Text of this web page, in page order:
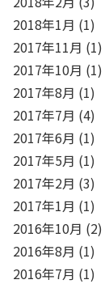
2018年1月 (1)
2017年11月 (1)
2017年10月 (1)
2017年8月 (1)
2017年7月 (4)
2017年6月 (1)
2017年5月 (1)
2017年2月 (3)
2017年1月 (1)
2016年10月 (2)
2016年8月 (1)
2016年7月 (1)